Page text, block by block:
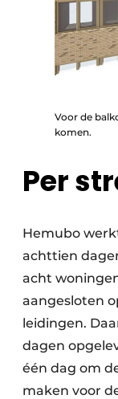
Voor de
komen.
Per
Hemubo
achttien
acht
aangesloten
leidingen.
dagen
één dag om
maken voor